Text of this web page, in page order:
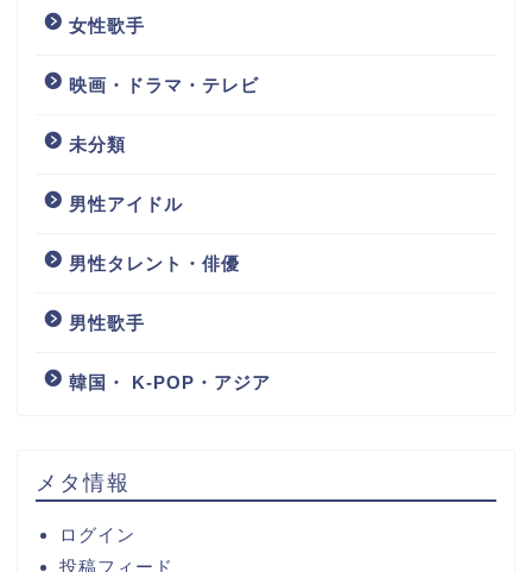
女性歌手
映画・ドラマ・テレビ
未分類
男性アイドル
男性タレント・俳優
男性歌手
韓国・ K-POP・アジア
メタ情報
ログイン
投稿フィード